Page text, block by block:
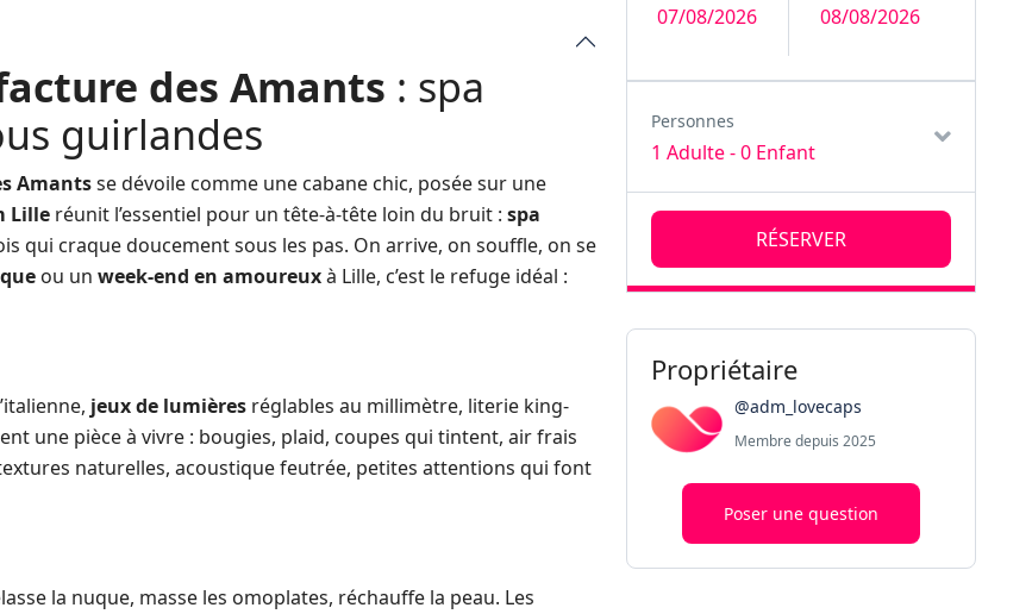
des Amants : spa
guirlandes
Amantsse dévoile comme une cabane chic, posée sur une
Lille réunit l’essentiel pour un tête-à-tête loin du bruit : spa
qui craque doucement sous les pas. On arrive, on souffle, on se
ou un week-end en amoureuxà Lille, c’est le refuge idéal :
jeux de lumières réglables au millimètre, literie king-
une pièce à vivre : bougies, plaid, coupes qui tintent, air frais
textures naturelles, acoustique feutrée, petites attentions qui font
la nuque, masse les omoplates, réchauffe la peau. Les
07/08/2026
08/08/2026
Personnes
1 Adulte-0 Enfant
RÉSERVER
Propriétaire
@adm_lovecaps
Membre depuis 2025
Poser une question